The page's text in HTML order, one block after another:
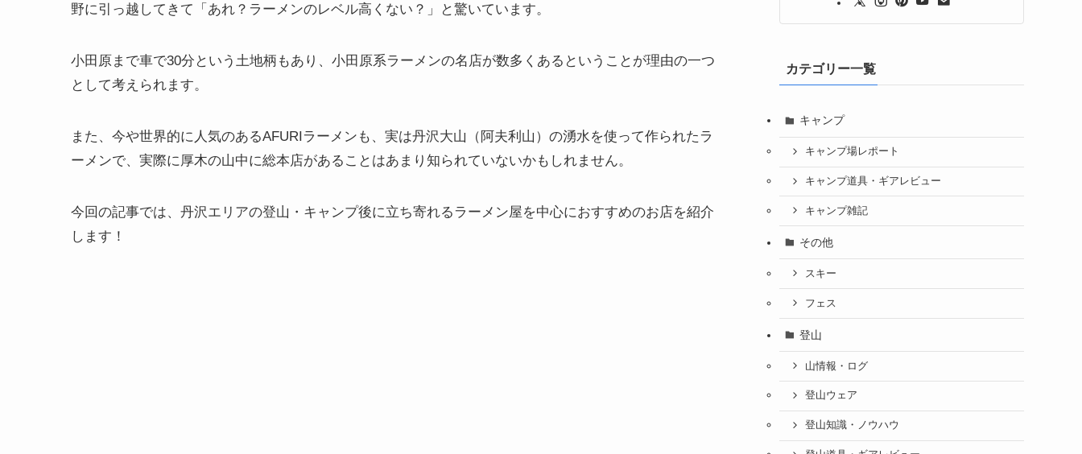
野に引っ越してきて「あれ？ラーメンのレベル高くない？」と驚いています。
小田原まで車で30分という土地柄もあり、小田原系ラーメンの名店が数多くあるということが理由の一つ
として考えられます。
また、今や世界的に人気のあるAFURIラーメンも、実は丹沢大山（阿夫利山）の湧水を使って作られたラ
ーメンで、実際に厚木の山中に総本店があることはあまり知られていないかもしれません。
今回の記事では、丹沢エリアの登山・キャンプ後に立ち寄れるラーメン屋を中心におすすめのお店を紹介
します！
カテゴリー一覧
キャンプ
キャンプ場レポート
キャンプ道具・ギアレビュー
キャンプ雑記
その他
スキー
フェス
登山
山情報・ログ
登山ウェア
登山知識・ノウハウ